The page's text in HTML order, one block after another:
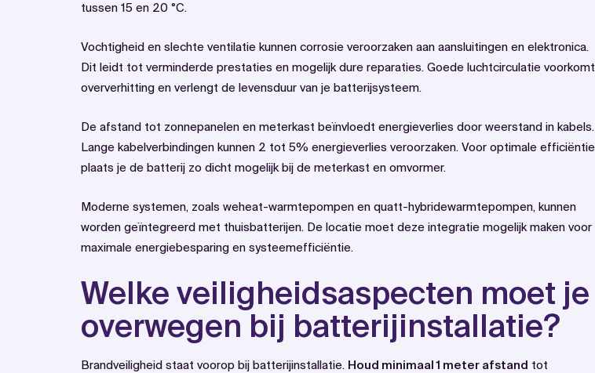
tussen 15 en 20 °C.
Vochtigheid en slechte ventilatie kunnen corrosie veroorzaken aan aansluitingen en elektronica.
Dit leidt tot verminderde prestaties en mogelijk dure reparaties. Goede luchtcirculatie voorkomt
oververhitting en verlengt de levensduur van je batterijsysteem.
De afstand tot zonnepanelen en meterkast beïnvloedt energieverlies door weerstand in kabels.
Lange kabelverbindingen kunnen 2 tot 5% energieverlies veroorzaken. Voor optimale efficiëntie
plaats je de batterij zo dicht mogelijk bij de meterkast en omvormer.
Moderne systemen, zoals weheat-warmtepompen en quatt-hybridewarmtepompen, kunnen
worden geïntegreerd met thuisbatterijen. De locatie moet deze integratie mogelijk maken voor
maximale energiebesparing en systeemefficiëntie.
Welke veiligheidsaspecten moet je
overwegen bij batterijinstallatie?
Brandveiligheid staat voorop bij batterijinstallatie. Houd minimaal 1 meter afstand tot